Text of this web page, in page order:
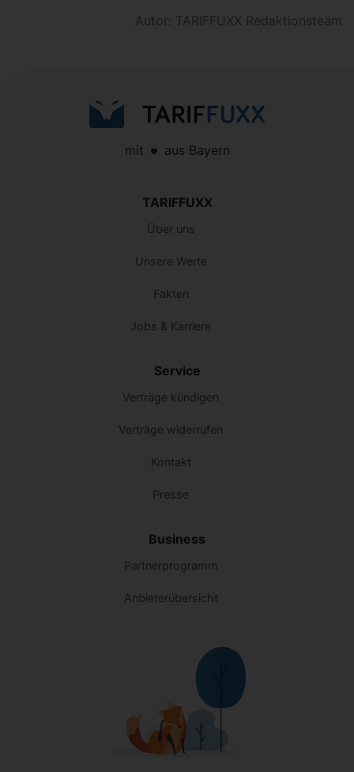
Autor: TARIFFUXX Redaktionsteam
mit aus Bayern
TARIFFUXX
Über uns
Unsere Werte
Fakten
Jobs & Karriere
Service
Verträge kündigen
Verträge widerrufen
Kontakt
Presse
Business
Partnerprogramm
Anbieterübersicht